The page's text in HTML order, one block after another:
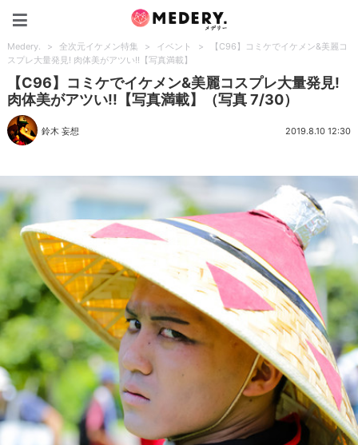
Medery. > 全次元イケメン特集 > イベント >
【C96】コミケでイケメン&美麗コ
スプレ大量発見! 肉体美がアツい!!【写真満載】
【C96】コミケでイケメン&美麗コスプレ大量発見!
肉体美がアツい!!【写真満載】（写真 7/30）
鈴木 妄想 2019.8.10 12:30